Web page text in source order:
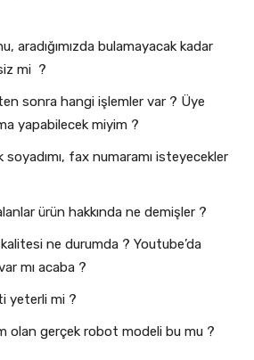
aradığımızda bulamayacak kadar
mi ?
sonra hangi işlemler var ? Üye
yapabilecek miyim ?
soyadımı, fax numaramı isteyecekler
ürün hakkında ne demişler ?
ne durumda ? Youtube’da
mı acaba ?
yeterli mi ?
olan gerçek robot modeli bu mu ?